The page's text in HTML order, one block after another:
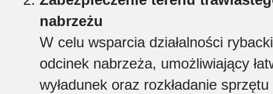
nabrzeżu
W celu wsparcia działalności
odcinek nabrzeża, umożliwiający
wyładunek oraz rozkładanie